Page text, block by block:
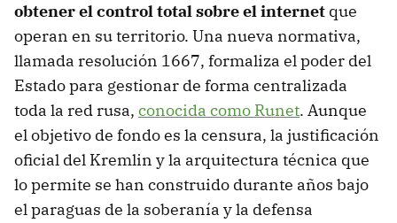
obtener el control total sobre el internet que
operan en su territorio. Una nueva normativa,
llamada resolución 1667, formaliza el poder del
Estado para gestionar de forma centralizada
toda la red rusa, conocida como Runet. Aunque
el objetivo de fondo es la censura, la justificación
oficial del Kremlin y la arquitectura técnica que
lo permite se han construido durante años bajo
el paraguas de la soberanía y la defensa